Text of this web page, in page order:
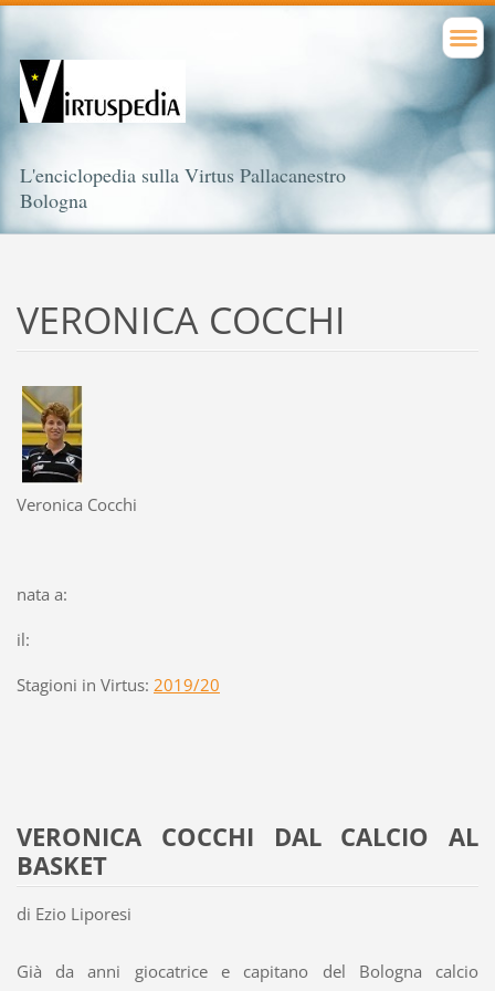
L'enciclopedia sulla Virtus Pallacanestro
Bologna
VERONICA COCCHI
Veronica Cocchi
nata a:
il:
Stagioni in Virtus: 2019/20
VERONICA COCCHI DAL CALCIO AL
BASKET
di Ezio Liporesi
Già da anni giocatrice e capitano del Bologna calcio